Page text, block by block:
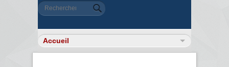
Formulaire de recherche
Rechercher